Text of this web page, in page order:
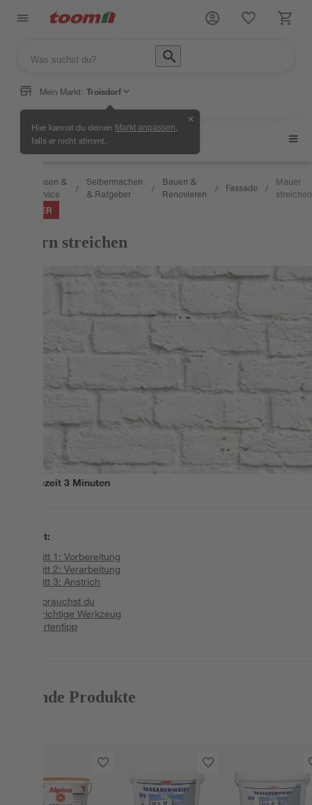
Mein Markt: Troisdorf
Hier kannst du deinen Markt anpassen
falls er nicht stimmt.
✕
Fassade
Wissen &
Service
/
Selbermachen
& Ratgeber
/
Bauen &
Renovieren
/ Fassade /
Mauer
streichen
RATGEBER
Mauern streichen
Lesezeit3 Minuten
Inhalt:
Schritt 1: Vorbereitung
Schritt 2: Verarbeitung
Schritt 3: Anstrich
Das brauchst du
Das richtige Werkzeug
Expertentipp
Passende Produkte